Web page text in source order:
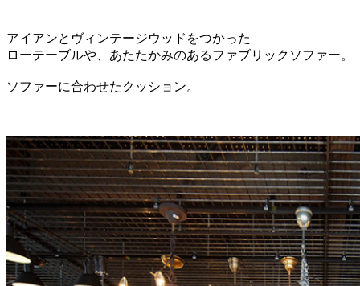
アイアンとヴィンテージウッドをつかった
ローテーブルや、あたたかみのあるファブリックソファー。
ソファーに合わせたクッション。